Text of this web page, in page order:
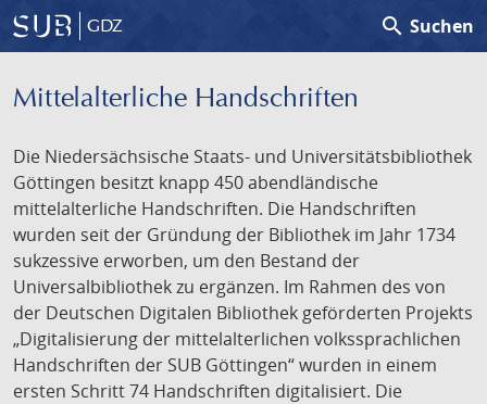
GDZ search Suchen
Mittelalterliche Handschriften
Die Niedersächsische Staats- und Universitätsbibliothek
Göttingen besitzt knapp 450 abendländische
mittelalterliche Handschriften. Die Handschriften
wurden seit der Gründung der Bibliothek im Jahr 1734
sukzessive erworben, um den Bestand der
Universalbibliothek zu ergänzen. Im Rahmen des von
der Deutschen Digitalen Bibliothek geförderten Projekts
„Digitalisierung der mittelalterlichen volkssprachlichen
Handschriften der SUB Göttingen“ wurden in einem
ersten Schritt 74 Handschriften digitalisiert. Die